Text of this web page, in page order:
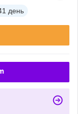
день